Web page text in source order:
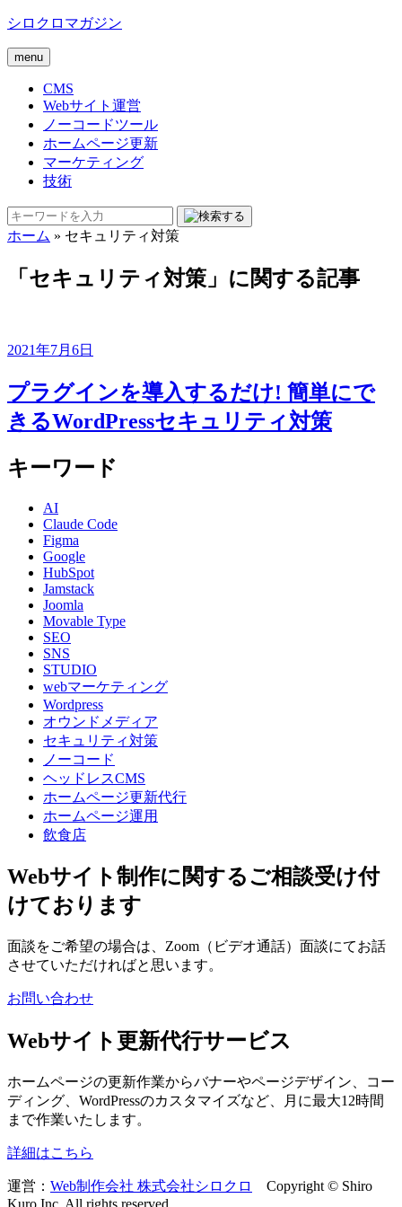
シロクロマガジン
menu
CMS
Webサイト運営
ノーコードツール
ホームページ更新
マーケティング
技術
ホーム » セキュリティ対策
「セキュリティ対策」に関する記事
2021年7月6日
プラグインを導入するだけ! 簡単にで
きるWordPressセキュリティ対策
キーワード
AI
Claude Code
Figma
Google
HubSpot
Jamstack
Joomla
Movable Type
SEO
SNS
STUDIO
webマーケティング
Wordpress
オウンドメディア
セキュリティ対策
ノーコード
ヘッドレスCMS
ホームページ更新代行
ホームページ運用
飲食店
Webサイト制作に関するご相談受け付
けております
面談をご希望の場合は、Zoom（ビデオ通話）面談にてお話
させていただければと思います。
お問い合わせ
Webサイト更新代行サービス
ホームページの更新作業からバナーやページデザイン、コー
ディング、WordPressのカスタマイズなど、月に最大12時間
まで作業いたします。
詳細はこちら
運営： Web制作会社 株式会社シロクロ
Copyright © Shiro